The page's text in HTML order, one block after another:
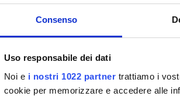
Consenso
Uso responsabile dei dati
Noi e i nostri 1022 partner trattiamo i
cookie per memorizzare e accedere alle
4S001413